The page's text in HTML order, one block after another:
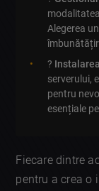
Alegerea
?️
serverului,
pentru
esențiale
Fiecare dintre
pentru a crea o